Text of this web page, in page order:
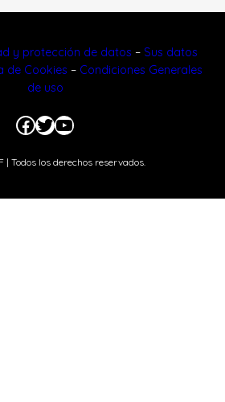
y protección de datos – Sus datos
de Cookies – Condiciones Generales
de uso
Facebook
Twitter
YouTube
| Todos los derechos reservados.